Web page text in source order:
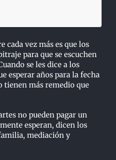
cada vez más es que los
para que se escuchen
se les dice a los
esperar años para la fecha
tienen más remedio que
no pueden pagar un
esperan, dicen los
mediación y